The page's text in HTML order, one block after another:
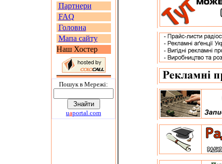
Партнери
FAQ
Головна
Мапа сайту
Наш Хостер
Пошук в Мережi:
uaportal.com